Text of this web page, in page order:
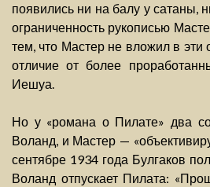
появились ни на балу у сатаны,
ограниченность рукописью
тем, что Мастер не вложил в
отличие от более
Иешуа.
Но у «романа о Пилате» два
Воланд, и Мастер —
сентябре 1934 года Булгаков
Воланд отпускает Пилата: